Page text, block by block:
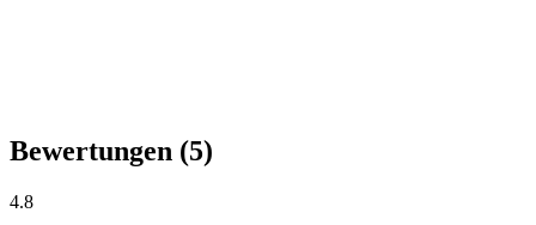
Bewertungen (5)
4.8